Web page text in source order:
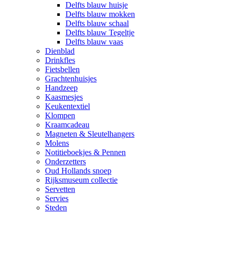
Delfts blauw huisje
Delfts blauw mokken
Delfts blauw schaal
Delfts blauw Tegeltje
Delfts blauw vaas
Dienblad
Drinkfles
Fietsbellen
Grachtenhuisjes
Handzeep
Kaasmesjes
Keukentextiel
Klompen
Kraamcadeau
Magneten & Sleutelhangers
Molens
Notitieboekjes & Pennen
Onderzetters
Oud Hollands snoep
Rijksmuseum collectie
Servetten
Servies
Steden